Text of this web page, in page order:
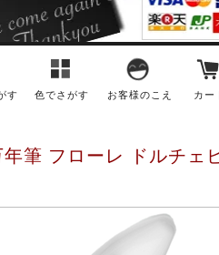
す 色でさがす お客様のこえ カー
年筆 フローレ ドルチェ